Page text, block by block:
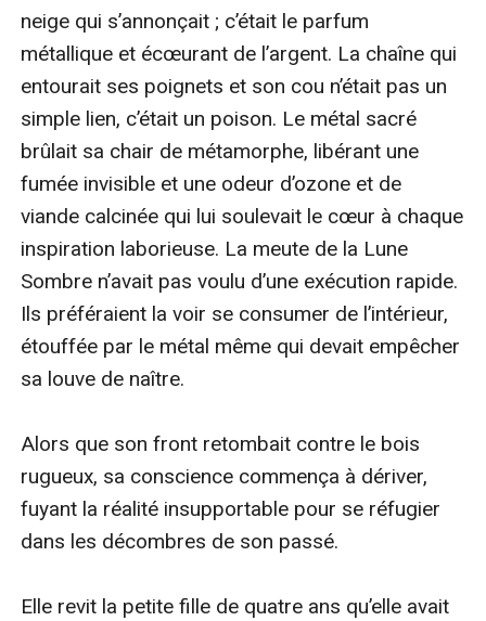
neige qui s’annonçait ; c’était le parfum
métallique et écœurant de l’argent. La chaîne qui
entourait ses poignets et son cou n’était pas un
simple lien, c’était un poison. Le métal sacré
brûlait sa chair de métamorphe, libérant une
fumée invisible et une odeur d’ozone et de
viande calcinée qui lui soulevait le cœur à chaque
inspiration laborieuse. La meute de la Lune
Sombre n’avait pas voulu d’une exécution rapide.
Ils préféraient la voir se consumer de l’intérieur,
étouffée par le métal même qui devait empêcher
sa louve de naître.
Alors que son front retombait contre le bois
rugueux, sa conscience commença à dériver,
fuyant la réalité insupportable pour se réfugier
dans les décombres de son passé.
Elle revit la petite fille de quatre ans qu’elle avait